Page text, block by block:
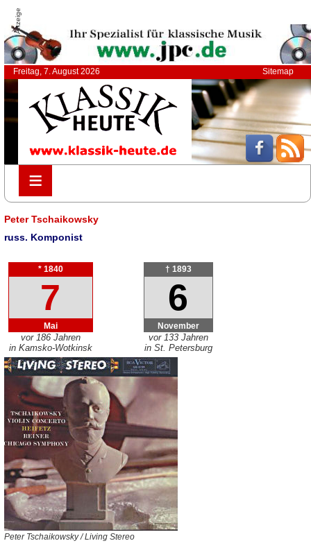
Anzeige
Freitag, 7. August 2026 Sitemap
≡
≡
Peter Tschaikowsky
russ. Komponist
* 1840
7
Mai
vor 186 Jahren
in Kamsko-Wotkinsk
† 1893
6
November
vor 133 Jahren
in St. Petersburg
Peter Tschaikowsky / Living Stereo